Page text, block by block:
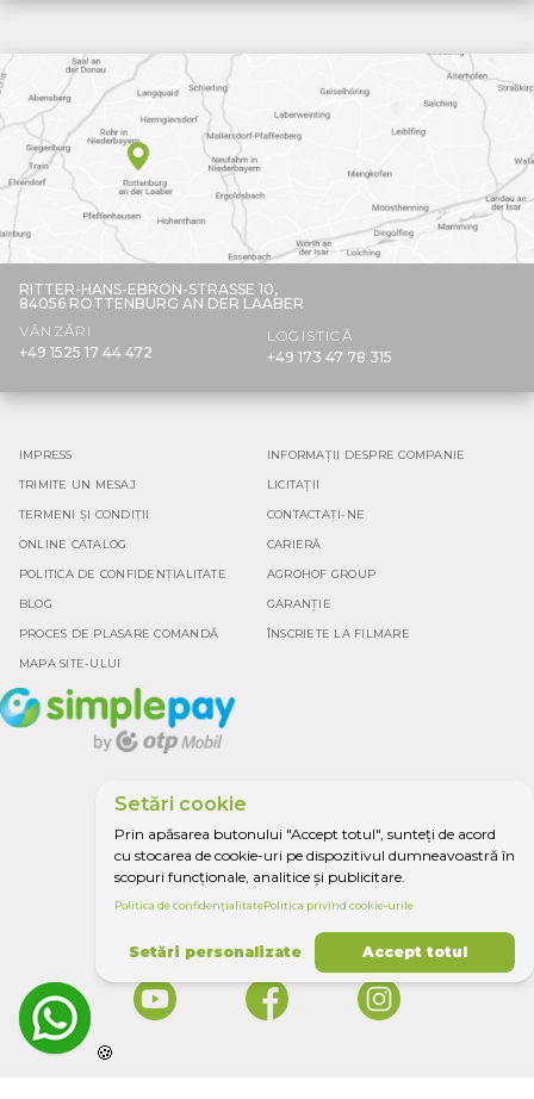
RITTER-HANS-EBRON-STRASSE 10,
84056 ROTTENBURG AN DER LAABER
VÂNZĂRI
+49 1525 17 44 472
LOGISTICĂ
+49 173 47 78 315
IMPRESS INFORMAȚII DESPRE COMPANIE
TRIMITE UN MESAJ LICITAȚII
TERMENI ȘI CONDIȚII CONTACTAȚI-NE
ONLINE CATALOG CARIERĂ
POLITICA DE CONFIDENȚIALITATE AGROHOF GROUP
BLOG GARANȚIE
PROCES DE PLASARE COMANDĂ ÎNSCRIETE LA FILMARE
MAPA SITE-ULUI
AGRICULTURĂ.
4.5
🍪
Setări cookie
Prin apăsarea butonului "Accept totul", sunteți de acord
cu stocarea de cookie-uri pe dispozitivul dumneavoastră în
scopuri funcționale, analitice și publicitare.
Politica de confidențialitatePolitica privind cookie-urile
Setări personalizate Accept totul